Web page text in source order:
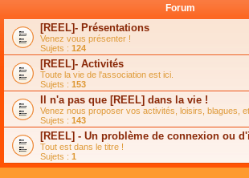
s
s
a
g
e
n
o
n
l
u
l
e
p
l
u
s
l
e
m
e
s
s
a
g
e
n
o
n
l
u
l
e
l
t
e
r
l
e
m
e
s
s
a
g
e
n
o
n
Forum
[REEL]- Présentations
Venez vous présenter !
Sujets : 124
[REEL]- Activités
Toute la vie de l'association est ici.
Sujets : 153
Il n'a pas que [REEL] dans la vie !
Venez nous proposer vos activités, loisirs, blagues,
Sujets : 143
[REEL] - Un problème de connexion ou
Tout est dans le titre !
Sujets : 1